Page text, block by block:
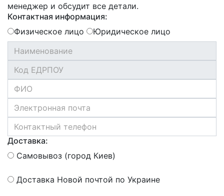
менеджер и обсудит все детали.
Контактная информация:
Физическое лицо
Юридическое лицо
Доставка:
Самовывоз (город Киев)
Доставка Новой почтой по Украине